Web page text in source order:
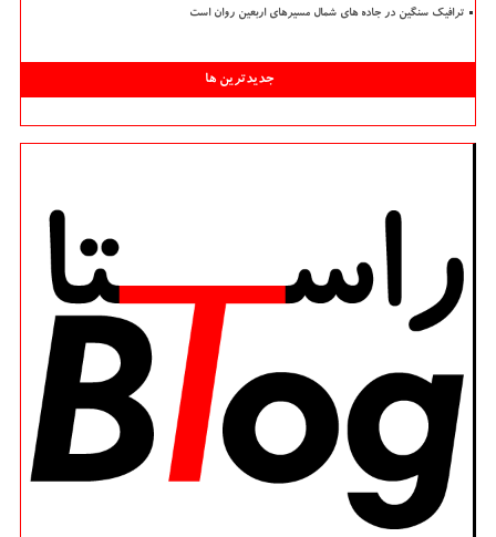
ترافیک سنگین در جاده های شمال مسیرهای اربعین روان است
جدیدترین ها